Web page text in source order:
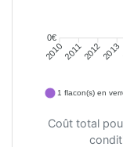
0€
2010201120122013
1 flacon(s) en
Coût total